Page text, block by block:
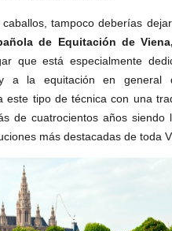
tampoco deberías
de Equitación de
que está especialmente
a la equitación en general
este tipo de técnica con una
de cuatrocientos años siendo
más destacadas de toda